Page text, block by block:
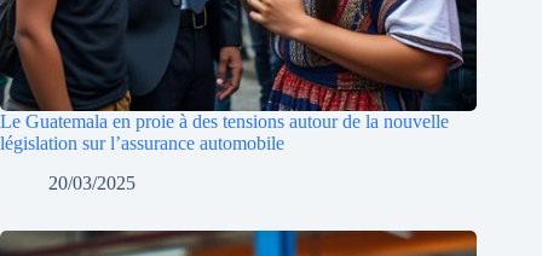
Le Guatemala en proie à des tensions autour de la nouvelle
législation sur l’assurance automobile
20/03/2025